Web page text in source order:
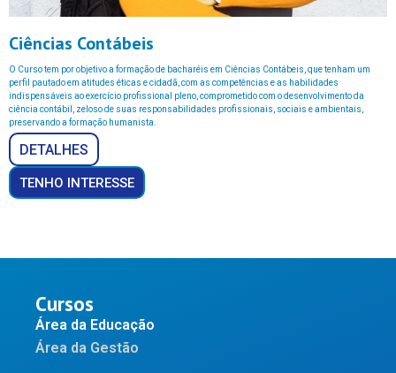
Ciências Contábeis
O Curso tem por objetivo a formação de bacharéis em Ciências Contábeis, que tenham um
perfil pautado em atitudes éticas e cidadã, com as competências e as habilidades
indispensáveis ao exercício profissional pleno, comprometido com o desenvolvimento da
ciência contábil, zeloso de suas responsabilidades profissionais, sociais e ambientais,
preservando a formação humanista.
DETALHES
TENHO INTERESSE
Cursos
Área da Educação
Área da Gestão